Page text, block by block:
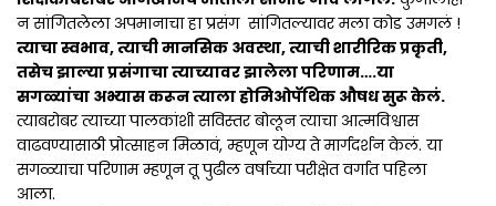
न सांगितलेला अपमानाचा हा प्रसंग सांगितल्यावर मला कोड उमगलं !
त्याचा स्वभाव, त्याची मानसिक अवस्था, त्याची शारीरिक प्रकृती,
तसेच झाल्या प्रसंगाचा त्याच्यावर झालेला परिणाम….या
सगळ्यांचा अभ्यास करून त्याला होमिओपॅथिक औषध सुरू केलं.
त्याबरोबर त्याच्या पालकांशी सविस्तर बोलून त्याचा आत्मविश्वास
वाढवण्यासाठी प्रोत्साहन मिळावं, म्हणून योग्य ते मार्गदर्शन केलं. या
सगळ्याचा परिणाम म्हणून तू पुढील वर्षाच्या परीक्षेत वर्गात पहिला
आला.